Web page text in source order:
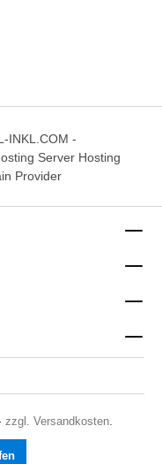
zzgl. Versandkosten.